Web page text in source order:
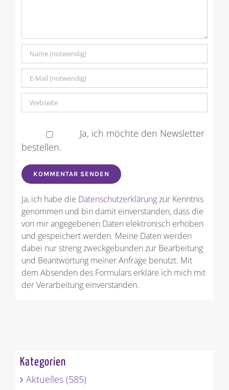
Ja, ich möchte den Newsletter
bestellen.
Ja, ich habe die Datenschutzerklärungzur Kenntnis
genommen und bin damit einverstanden, dass die
von mir angegebenen Daten elektronisch erhoben
und gespeichert werden. Meine Daten werden
dabei nur streng zweckgebunden zur Bearbeitung
und Beantwortung meiner Anfrage benutzt. Mit
dem Absenden des Formulars erkläre ich mich mit
der Verarbeitung einverstanden.
Kategorien
Aktuelles (585)